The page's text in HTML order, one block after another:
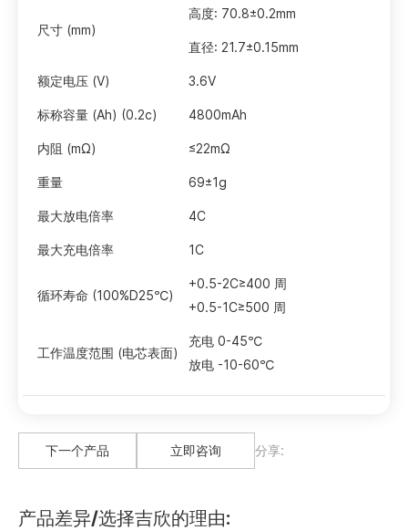
尺寸 (mm)
高度: 70.8±0.2mm
直径: 21.7±0.15mm
额定电压 (V) 3.6V
标称容量 (Ah) (0.2c) 4800mAh
内阻 (mΩ) ≤22mΩ
重量 69±1g
最大放电倍率 4C
最大充电倍率 1C
循环寿命 (100%D25℃)
+0.5-2C≥400 周
+0.5-1C≥500 周
工作温度范围 (电芯表面)
充电 0-45℃
放电 -10-60℃
下一个产品 立即咨询 分享:
产品差异/选择吉欣的理由: